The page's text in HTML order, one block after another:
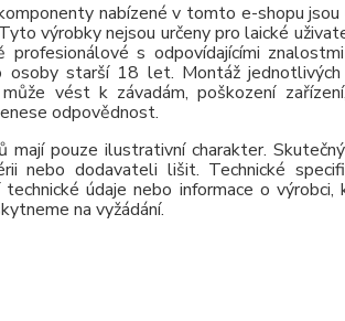
nabízené v tomto e-shopu
výrobky nejsou určeny pro laické
profesionálové s odpovídajícími
osoby starší 18 let. Montáž
vést k závadám, poškození
odpovědnost.
pouze ilustrativní charakter.
nebo dodavateli lišit. Technické
údaje nebo informace o
na vyžádání.